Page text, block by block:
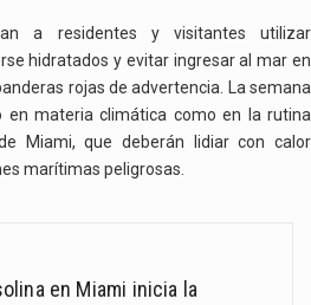
a residentes y visitantes utilizar
hidratados y evitar ingresar al mar en
rojas de advertencia. La semana
en materia climática como en la rutina
Miami, que deberán lidiar con calor
marítimas peligrosas.
en Miami inicia la